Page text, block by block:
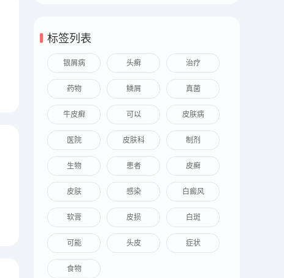
标签列表
银屑病 头癣 治疗
药物 鳞屑 真菌
牛皮癣 可以 皮肤病
医院 皮肤科 制剂
生物 患者 皮癣
皮肤 感染 白癜风
软膏 皮损 白斑
可能 头皮 症状
食物